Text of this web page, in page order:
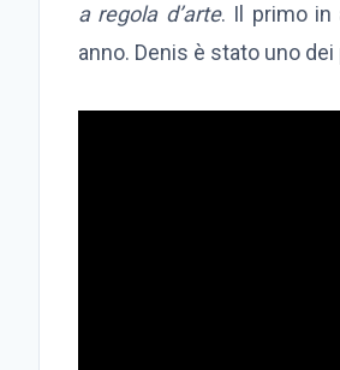
a regola d’arte. Il primo in
anno. Denis è stato uno